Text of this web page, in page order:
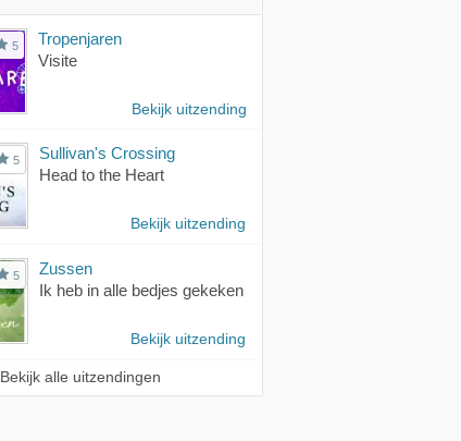
5
Tropenjaren
Visite
Bekijk uitzending
5
Sullivan's Crossing
Head to the Heart
Bekijk uitzending
5
Zussen
Ik heb in alle bedjes gekeken
Bekijk uitzending
Bekijk alle uitzendingen